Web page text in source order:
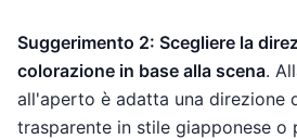
Suggerimento 2: Scegliere la
colorazione in base alla scena.
all'aperto è adatta una direzione
trasparente in stile giapponese o